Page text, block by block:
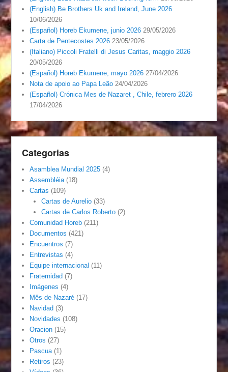
(English) Be Brothers Uk and Ireland, June 2026
10/06/2026
(Español) Horeb Ekumene, junio 2026 29/05/2026
Carta de Pentecostes 2026 23/05/2026
(Italiano) Piccoli Fratelli di Jesus Caritas, maggio 2026
20/05/2026
(Español) Horeb Ekumene, mayo 2026 27/04/2026
Nota de apoio ao Papa Leão 24/04/2026
(Español) Crónica Mes de Nazaret , Chile, febrero 2026
17/04/2026
Categorias
Asamblea Mundial 2025 (4)
Assembléia (18)
Cartas (109)
Cartas de Aurelio(33)
Cartas de Carlos Roberto(2)
Comunidad Horeb (211)
Documentos (421)
Encuentros (7)
Entrevistas (4)
Equipe internacional (11)
Fraternidad (7)
Imágenes (4)
Mês de Nazaré (17)
Navidad (3)
Novidades (108)
Oracion (15)
Otros (27)
Pascua (1)
Retiros (23)